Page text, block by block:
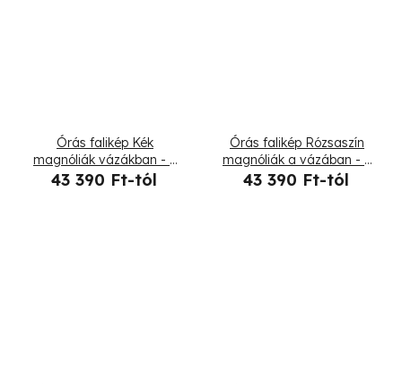
Órás falikép Kék
magnóliák vázákban - 5
részes
43 390 Ft-tól
Órás falikép Rózsaszín
magnóliák a vázában - 5
részes
43 390 Ft-tól